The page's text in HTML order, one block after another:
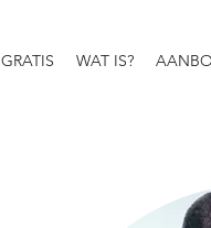
GRATIS WAT IS?